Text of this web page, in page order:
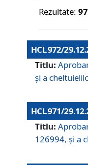
Rezultate:
HCL 972/
Titlu:
și a
HCL 971/
Titlu:
126994, și a